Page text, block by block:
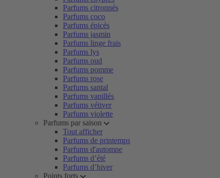
Parfums citronnés
Parfums coco
Parfums épicés
Parfums jasmin
Parfums linge frais
Parfums lys
Parfums oud
Parfums pomme
Parfums rose
Parfums santal
Parfums vanillés
Parfums vétiver
Parfums violette
Parfums par saison
Tout afficher
Parfums de printemps
Parfums d'automne
Parfums d’été
Parfums d’hiver
Points forts